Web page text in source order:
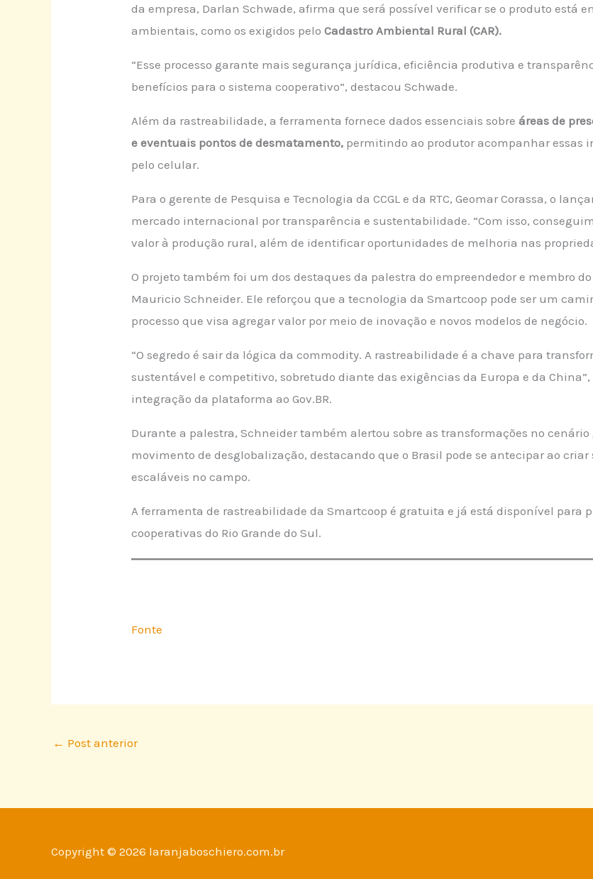
da empresa, Darlan Schwade, afirma que será possível verificar se o produto está
ambientais, como os exigidos peloCadastro Ambiental Rural (CAR).
“Esse processo garante mais segurança jurídica, eficiência produtiva e
benefícios para o sistema cooperativo”, destacou Schwade.
Além da rastreabilidade, a ferramenta fornece dados essenciais sobreáreas de
e eventuais pontos de desmatamento, permitindo ao produtor acompanhar essas
pelo celular.
Para o gerente de Pesquisa e Tecnologia da CCGL e da RTC, Geomar Corassa, o
mercado internacional por transparência e sustentabilidade. “Com isso,
valor à produção rural, além de identificar oportunidades de melhoria nas
O projeto também foi um dos destaques da palestra do empreendedor e membro
Mauricio Schneider. Ele reforçou que a tecnologia da Smartcoop pode ser um
processo que visa agregar valor por meio de inovação e novos modelos de negócio.
“O segredo é sair da lógica da commodity. A rastreabilidade é a chave para
sustentável e competitivo, sobretudo diante das exigências da Europa e da
integração da plataforma ao Gov.BR.
Durante a palestra, Schneider também alertou sobre as transformações no
movimento de desglobalização, destacando que o Brasil pode se antecipar ao
escaláveis no campo.
A ferramenta de rastreabilidade da Smartcoop é gratuita e já está disponível para
cooperativas do Rio Grande do Sul.
Fonte
← Post anterior
Copyright © 2026 laranjaboschiero.com.br